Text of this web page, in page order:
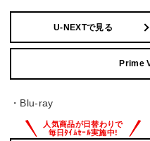
U-NEXTで見る
Prime
・Blu-ray